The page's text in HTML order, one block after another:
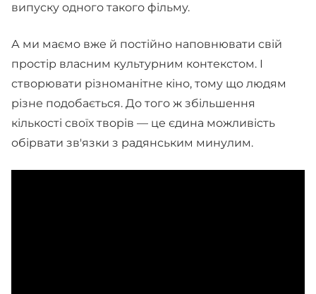
випуску одного такого фільму.
А ми маємо вже й постійно наповнювати свій
простір власним культурним контекстом. І
створювати різноманітне кіно, тому що людям
різне подобається. До того ж збільшення
кількості своїх творів — це єдина можливість
обірвати зв'язки з радянським минулим.